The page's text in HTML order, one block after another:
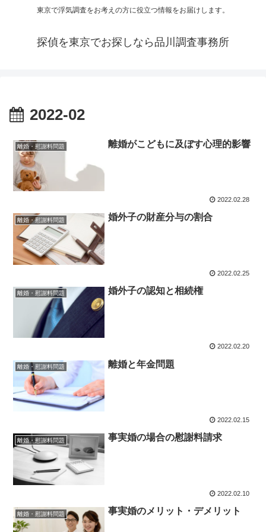
東京で浮気調査をお考えの方に役立つ情報をお届けします。
探偵を東京でお探しなら品川調査事務所
2022-02
離婚・慰謝料問題 離婚がこどもに及ぼす心理的影響
2022.02.28
離婚・慰謝料問題 婚外子の財産分与の割合
2022.02.25
離婚・慰謝料問題 婚外子の認知と相続権
2022.02.20
離婚・慰謝料問題 離婚と年金問題
2022.02.15
離婚・慰謝料問題 事実婚の場合の慰謝料請求
2022.02.10
離婚・慰謝料問題 事実婚のメリット・デメリット